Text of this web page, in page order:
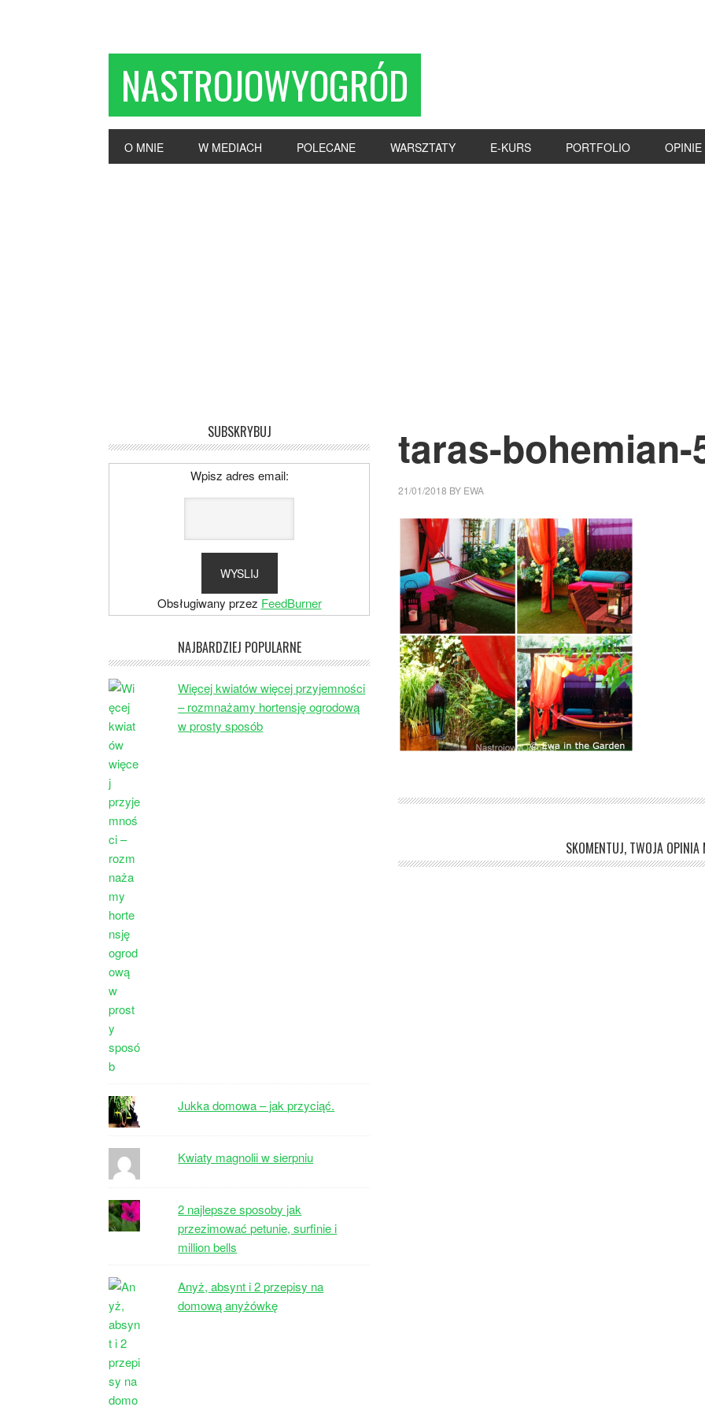
NASTROJOWYOGRÓD
O MNIE W MEDIACH POLECANE WARSZTATY E-KURS PORTFOLIO OPINIE
taras-bohemian-
21/01/2018 BY EWA
SKOMENTUJ, TWOJA OPINIA
SUBSKRYBUJ
Wpisz adres email:
Obsługiwany przez FeedBurner
NAJBARDZIEJ POPULARNE
Więcej kwiatów więcej przyjemności
– rozmnażamy hortensję ogrodową
w prosty sposób
Jukka domowa – jak przyciąć.
Kwiaty magnolii w sierpniu
2 najlepsze sposoby jak
przezimować petunie, surfinie i
million bells
Anyż, absynt i 2 przepisy na
domową anyżówkę